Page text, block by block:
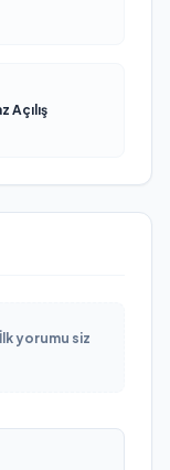
Açılış
yorumu siz